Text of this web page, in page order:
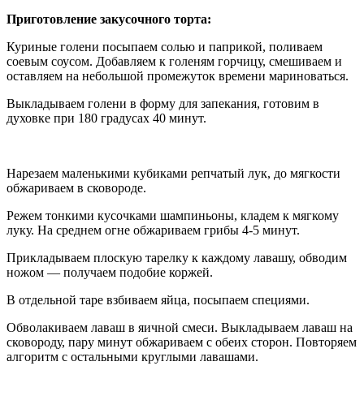
Приготовление закусочного торта:
Куриные голени посыпаем солью и паприкой, поливаем
соевым соусом. Добавляем к голеням горчицу, смешиваем и
оставляем на небольшой промежуток времени мариноваться.
Выкладываем голени в форму для запекания, готовим в
духовке при 180 градусах 40 минут.
Нарезаем маленькими кубиками репчатый лук, до мягкости
обжариваем в сковороде.
Режем тонкими кусочками шампиньоны, кладем к мягкому
луку. На среднем огне обжариваем грибы 4-5 минут.
Прикладываем плоскую тарелку к каждому лавашу, обводим
ножом — получаем подобие коржей.
В отдельной таре взбиваем яйца, посыпаем специями.
Обволакиваем лаваш в яичной смеси. Выкладываем лаваш на
сковороду, пару минут обжариваем с обеих сторон. Повторяем
алгоритм с остальными круглыми лавашами.